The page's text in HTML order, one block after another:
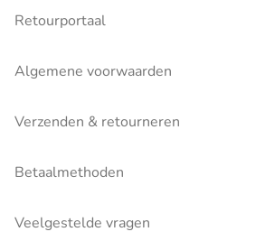
Retourportaal
Algemene voorwaarden
Verzenden & retourneren
Betaalmethoden
Veelgestelde vragen